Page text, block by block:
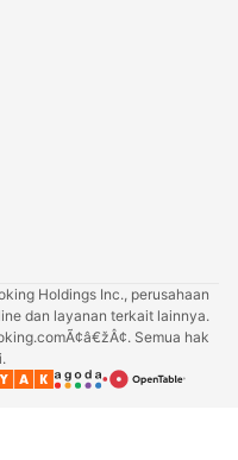
Holdings Inc., perusahaan
dan layanan terkait lainnya.
Semua hak